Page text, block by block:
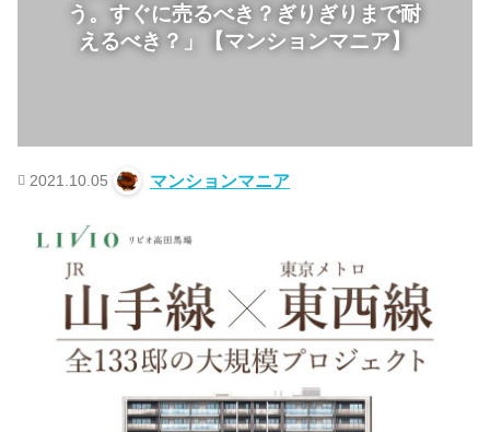
う。すぐに売るべき？ぎりぎりまで耐
えるべき？」【マンションマニア】
2021.10.05 マンションマニア